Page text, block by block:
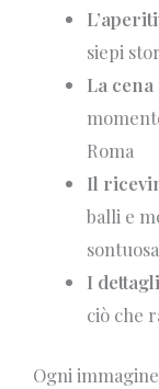
siepi
La
Roma
Il
balli e
sontuosa
I dettagli
ciò che
Ogni